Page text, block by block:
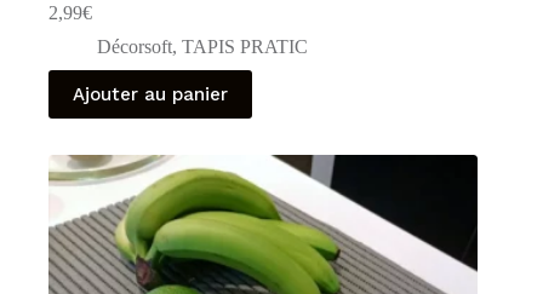
2,99€
Décorsoft, TAPIS PRATIC
Ajouter au panier